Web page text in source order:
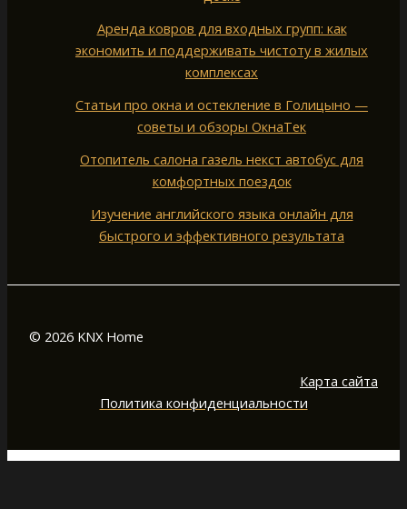
Аренда ковров для входных групп: как
экономить и поддерживать чистоту в жилых
комплексах
Статьи про окна и остекление в Голицыно —
советы и обзоры ОкнаТек
Отопитель салона газель некст автобус для
комфортных поездок
Изучение английского языка онлайн для
быстрого и эффективного результата
© 2026 KNX Home
Карта сайта
Политика конфиденциальности